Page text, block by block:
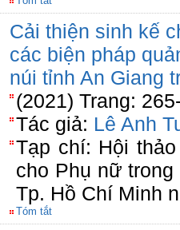
Cải thiện sinh kế
các biện pháp
núi tỉnh An Giang
(2021) Trang:
Tác giả: Lê Anh
Tạp chí: Hội
cho Phụ nữ
Tp. Hồ Chí Minh
Tóm tắt